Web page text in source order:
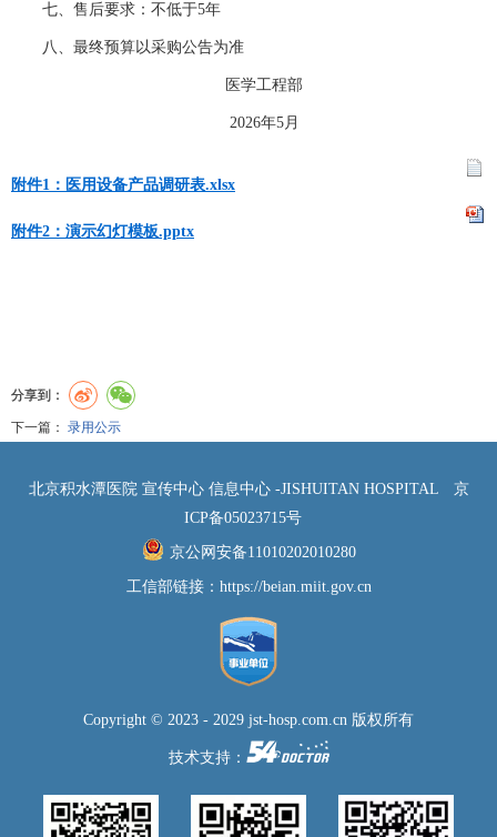
七、售后要求：不低于5年
八、最终预算以采购公告为准
医学工程部
2026年5月
附件1：医用设备产品调研表.xlsx
附件2：演示幻灯模板.pptx
分享到：
下一篇： 录用公示
北京积水潭医院 宣传中心 信息中心 -JISHUITAN HOSPITAL
京
ICP备05023715号
京公网安备11010202010280
工信部链接： https://beian.miit.gov.cn
Copyright © 2023 - 2029 jst-hosp.com.cn 版权所有
技术支持：